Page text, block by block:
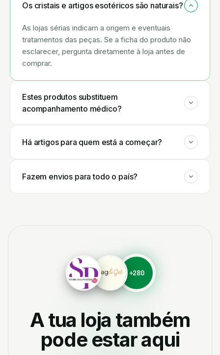
Os cristais e artigos esotéricos são naturais?
As lojas sérias indicam a origem e eventuais
tratamentos das peças. Se a ficha do produto não
esclarecer, pergunta diretamente à loja antes de
comprar.
Estes produtos substituem
acompanhamento médico?
Há artigos para quem está a começar?
Fazem envios para todo o país?
+280
A tua loja também
pode estar aqui